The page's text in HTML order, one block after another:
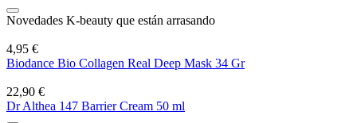
Novedades K-beauty que están arrasando
4,95 €
Biodance Bio Collagen Real Deep Mask 34 Gr
22,90 €
Dr Althea 147 Barrier Cream 50 ml